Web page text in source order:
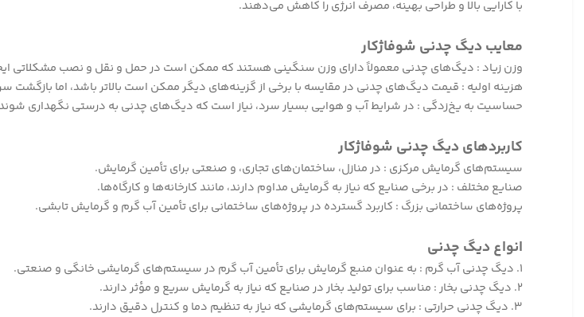
با کارایی بالا و طراحی بهینه، مصرف انرژی را کاهش می‌دهند.
معایب دیگ چدنی شوفاژکار
وزن زیاد : دیگ‌های چدنی معمولاً دارای وزن سنگینی هستند که ممکن است در حمل و نقل و نصب مشکلاتی
هزینه اولیه : قیمت دیگ‌های چدنی در مقایسه با برخی از گزینه‌های دیگر ممکن است بالاتر باشد، اما بازگشت
حساسیت به یخ‌زدگی : در شرایط آب و هوایی بسیار سرد، نیاز است که دیگ‌های چدنی به درستی نگهداری
کاربردهای دیگ چدنی شوفاژکار
سیستم‌های گرمایش مرکزی : در منازل، ساختمان‌های تجاری، و صنعتی برای تأمین گرمایش.
صنایع مختلف : در برخی صنایع که نیاز به گرمایش مداوم دارند، مانند کارخانه‌ها و کارگاه‌ها.
پروژه‌های ساختمانی بزرگ : کاربرد گسترده در پروژه‌های ساختمانی برای تأمین آب گرم و گرمایش تابشی.
انواع دیگ چدنی
۱. دیگ چدنی آب گرم : به عنوان منبع گرمایش برای تأمین آب گرم در سیستم‌های گرمایشی خانگی و صنعتی.
۲. دیگ چدنی بخار : مناسب برای تولید بخار در صنایع که نیاز به گرمایش سریع و مؤثر دارند.
۳. دیگ چدنی حرارتی : برای سیستم‌های گرمایشی که نیاز به تنظیم دما و کنترل دقیق دارند.